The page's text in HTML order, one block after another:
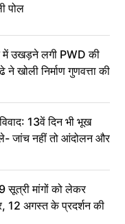
पोल
उखड़ने लगी PWD की
खोली निर्माण गुणवत्ता की
13वें दिन भी भूख
जांच नहीं तो आंदोलन और
मांगों को लेकर
12 अगस्त के प्रदर्शन की